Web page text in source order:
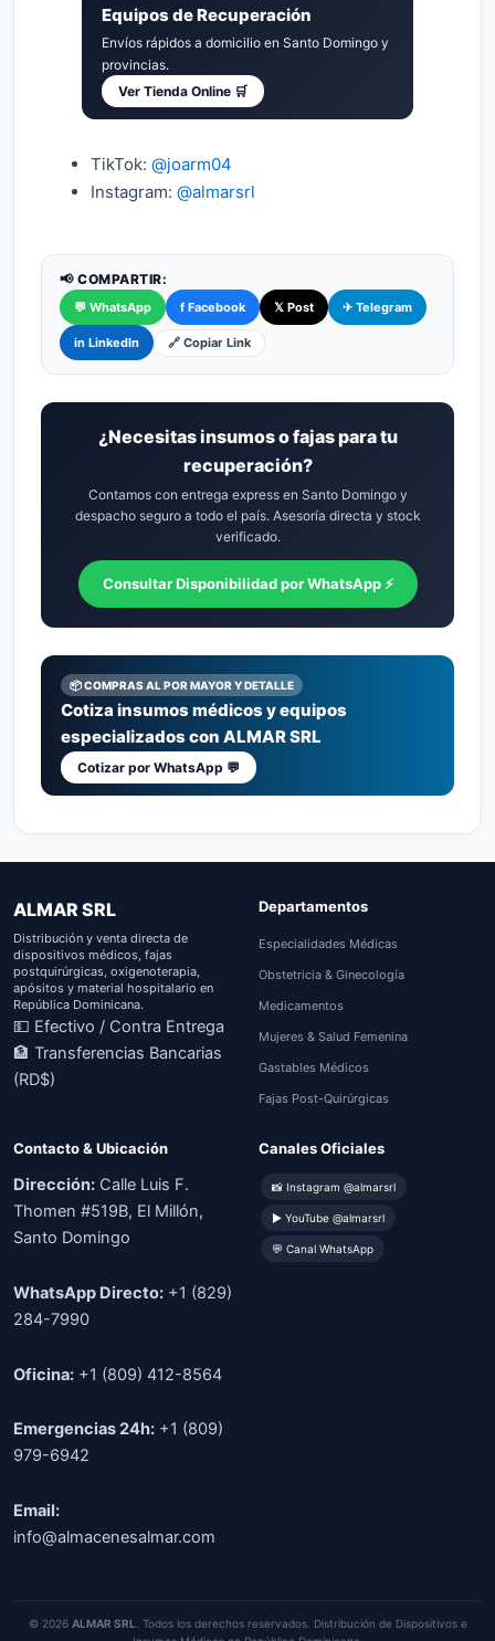
Equipos de Recuperación
Envíos rápidos a domicilio en Santo Domingo y
provincias.
Ver Tienda Online 🛒
TikTok: @joarm04
Instagram: @almarsrl
📢 COMPARTIR:
💬 WhatsApp f Facebook 𝕏 Post ✈ Telegram
in LinkedIn 🔗 Copiar Link
¿Necesitas insumos o fajas para tu
recuperación?
Contamos con entrega express en Santo Domingo y
despacho seguro a todo el país. Asesoría directa y stock
verificado.
Consultar Disponibilidad por WhatsApp ⚡
📦 COMPRAS AL POR MAYOR Y DETALLE
Cotiza insumos médicos y equipos
especializados con ALMAR SRL
Cotizar por WhatsApp 💬
ALMAR SRL
Distribución y venta directa de
dispositivos médicos, fajas
postquirúrgicas, oxigenoterapia,
apósitos y material hospitalario en
República Dominicana.
💵 Efectivo / Contra Entrega
🏦 Transferencias Bancarias
(RD$)
Departamentos
Especialidades Médicas
Obstetricia & Ginecología
Medicamentos
Mujeres & Salud Femenina
Gastables Médicos
Fajas Post-Quirúrgicas
Contacto & Ubicación
Dirección: Calle Luis F.
Thomen #519B, El Millón,
Santo Domingo
WhatsApp Directo: +1 (829)
284-7990
Oficina: +1 (809) 412-8564
Emergencias 24h: +1 (809)
979-6942
Email:
info@almacenesalmar.com
Canales Oficiales
📸 Instagram @almarsrl
▶ YouTube @almarsrl
💬 Canal WhatsApp
© 2026 ALMAR SRL . Todos los derechos reservados. Distribución de Dispositivos e